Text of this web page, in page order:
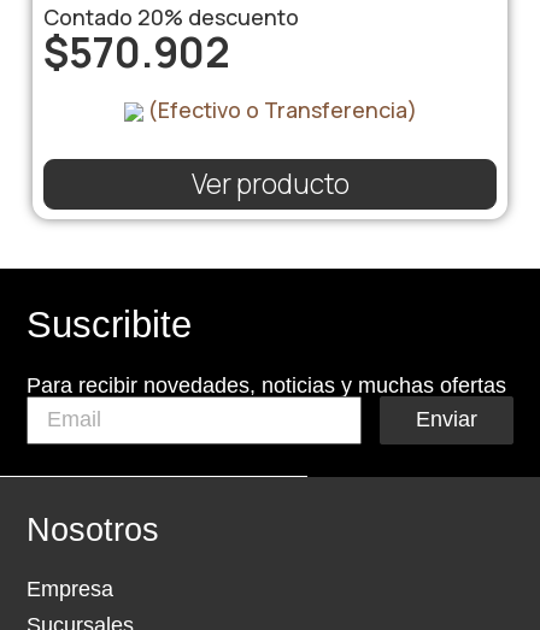
Contado 20% descuento
$570.902
(Efectivo o Transferencia)
Ver producto
Suscribite
Para recibir novedades, noticias y muchas ofertas
Enviar
Nosotros
Empresa